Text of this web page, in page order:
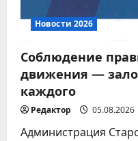
Новости 2026
Соблюдение
движения —
каждого
Редактор 05.08.2026
Администрация